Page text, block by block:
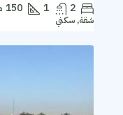
2
1
150
شقة, سكني